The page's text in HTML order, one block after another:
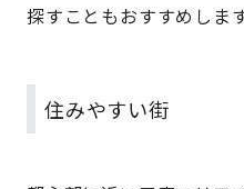
探すこともおすすめします
住みやすい街